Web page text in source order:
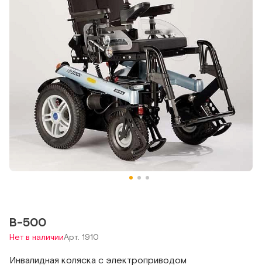
В-500
Нет в наличииАрт. 1910
Инвалидная коляска с электроприводом